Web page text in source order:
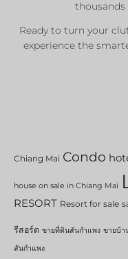
Ready to turn your
experience the
Chiang Mai Condo
house on sale in Chiang Mai
RESORT Resort for sale
รีสอร์ต ขายที่ดินสันกำแพง ขายบ้า
สันกำแพง